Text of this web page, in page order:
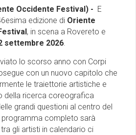
Occidente Festival) - E
edizione di Oriente
, in scena a Rovereto e
settembre 2026
lo scorso anno con Corpi
con un nuovo capitolo che
le traiettorie artistiche e
della ricerca coreografica
grandi questioni al centro del
completo sarà
gli artisti in calendario ci